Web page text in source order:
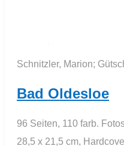
Schnitzler, Marion;
Bad Oldesloe
96 Seiten, 110 farb.
28,5 x 21,5 cm,